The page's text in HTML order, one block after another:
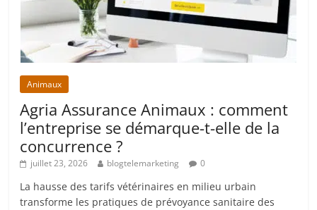
Animaux
Agria Assurance Animaux : comment
l’entreprise se démarque-t-elle de la
concurrence ?
juillet 23, 2026 blogtelemarketing 0
La hausse des tarifs vétérinaires en milieu urbain
transforme les pratiques de prévoyance sanitaire des